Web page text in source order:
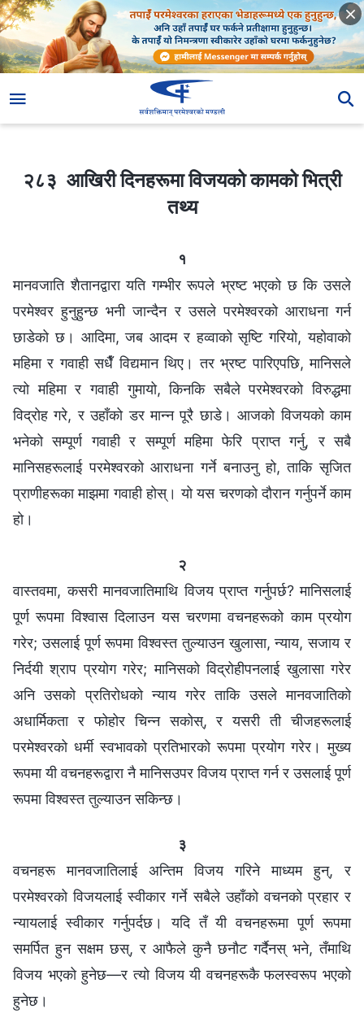
२८३ आखिरी दिनहरूमा विजयको कामको भित्री तथ्य
२८३ आखिरी दिनहरूमा विजयको कामको भित्री
तथ्य
१
मानवजाति शैतानद्वारा यति गम्भीर रूपले भ्रष्ट भएको छ कि उसले
परमेश्‍वर हुनुहुन्छ भनी जान्दैन र उसले परमेश्‍वरको आराधना गर्न
छाडेको छ। आदिमा, जब आदम र हव्वाको सृष्टि गरियो, यहोवाको
महिमा र गवाही सधैँ विद्यमान थिए। तर भ्रष्ट पारिएपछि, मानिसले
त्यो महिमा र गवाही गुमायो, किनकि सबैले परमेश्‍वरको विरुद्धमा
विद्रोह गरे, र उहाँको डर मान्न पूरै छाडे। आजको विजयको काम
भनेको सम्पूर्ण गवाही र सम्पूर्ण महिमा फेरि प्राप्त गर्नु, र सबै
मानिसहरूलाई परमेश्‍वरको आराधना गर्ने बनाउनु हो, ताकि सृजित
प्राणीहरूका माझमा गवाही होस्। यो यस चरणको दौरान गर्नुपर्ने काम
हो।
२
वास्तवमा, कसरी मानवजातिमाथि विजय प्राप्त गर्नुपर्छ? मानिसलाई
पूर्ण रूपमा विश्‍वास दिलाउन यस चरणमा वचनहरूको काम प्रयोग
गरेर; उसलाई पूर्ण रूपमा विश्‍वस्त तुल्याउन खुलासा, न्याय, सजाय र
निर्दयी श्राप प्रयोग गरेर; मानिसको विद्रोहीपनलाई खुलासा गरेर
अनि उसको प्रतिरोधको न्याय गरेर ताकि उसले मानवजातिको
अधार्मिकता र फोहोर चिन्‍न सकोस्, र यसरी ती चीजहरूलाई
परमेश्‍वरको धर्मी स्वभावको प्रतिभारको रूपमा प्रयोग गरेर। मुख्य
रूपमा यी वचनहरूद्वारा नै मानिसउपर विजय प्राप्त गर्न र उसलाई पूर्ण
रूपमा विश्‍वस्त तुल्याउन सकिन्छ।
३
वचनहरू मानवजातिलाई अन्तिम विजय गरिने माध्यम हुन्, र
परमेश्‍वरको विजयलाई स्वीकार गर्ने सबैले उहाँको वचनको प्रहार र
न्यायलाई स्वीकार गर्नुपर्दछ। यदि तँ यी वचनहरूमा पूर्ण रूपमा
समर्पित हुन सक्षम छस्, र आफैले कुनै छनौट गर्दैनस् भने, तँमाथि
विजय भएको हुनेछ—र त्यो विजय यी वचनहरूकै फलस्वरूप भएको
हुनेछ।